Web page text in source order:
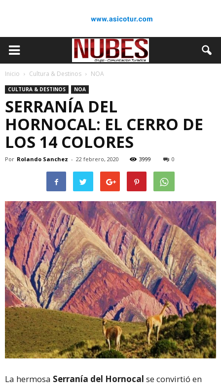
Inicio Cultura & Destinos NOA
CULTURA & DESTINOS NOA
SERRANÍA DEL
HORNOCAL: EL CERRO DE
LOS 14 COLORES
Por Rolando Sanchez - 22 febrero, 2020 3999 0
La hermosa Serranía del Hornocal se convirtió en